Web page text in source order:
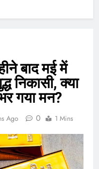
बाद मई में
निकासी, क्या
गया मन?
Ago 0 1 Mins